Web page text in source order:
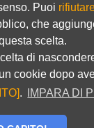
Puoi
che
scelta.
di
cookie dopo
. IMPARA DI
RIGHTS RESERVED